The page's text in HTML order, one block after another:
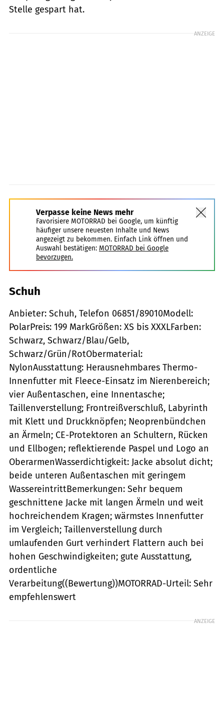
Stelle gespart hat.
ANZEIGE
Verpasse keine News mehr
Favorisiere MOTORRAD bei Google, um künftig
häufiger unsere neuesten Inhalte und News
angezeigt zu bekommen. Einfach Link öffnen und
Auswahl bestätigen: MOTORRAD bei Google
bevorzugen.
Schuh
Anbieter: Schuh, Telefon 06851/89010Modell:
PolarPreis: 199 MarkGrößen: XS bis XXXLFarben:
Schwarz, Schwarz/Blau/Gelb,
Schwarz/Grün/RotObermaterial:
NylonAusstattung: Herausnehmbares Thermo-
Innenfutter mit Fleece-Einsatz im Nierenbereich;
vier Außentaschen, eine Innentasche;
Taillenverstellung; Frontreißverschluß, Labyrinth
mit Klett und Druckknöpfen; Neoprenbündchen
an Ärmeln; CE-Protektoren an Schultern, Rücken
und Ellbogen; reflektierende Paspel und Logo an
OberarmenWasserdichtigkeit: Jacke absolut dicht;
beide unteren Außentaschen mit geringem
WassereintrittBemerkungen: Sehr bequem
geschnittene Jacke mit langen Ärmeln und weit
hochreichendem Kragen; wärmstes Innenfutter
im Vergleich; Taillenverstellung durch
umlaufenden Gurt verhindert Flattern auch bei
hohen Geschwindigkeiten; gute Ausstattung,
ordentliche
Verarbeitung((Bewertung))MOTORRAD-Urteil: Sehr
empfehlenswert
ANZEIGE